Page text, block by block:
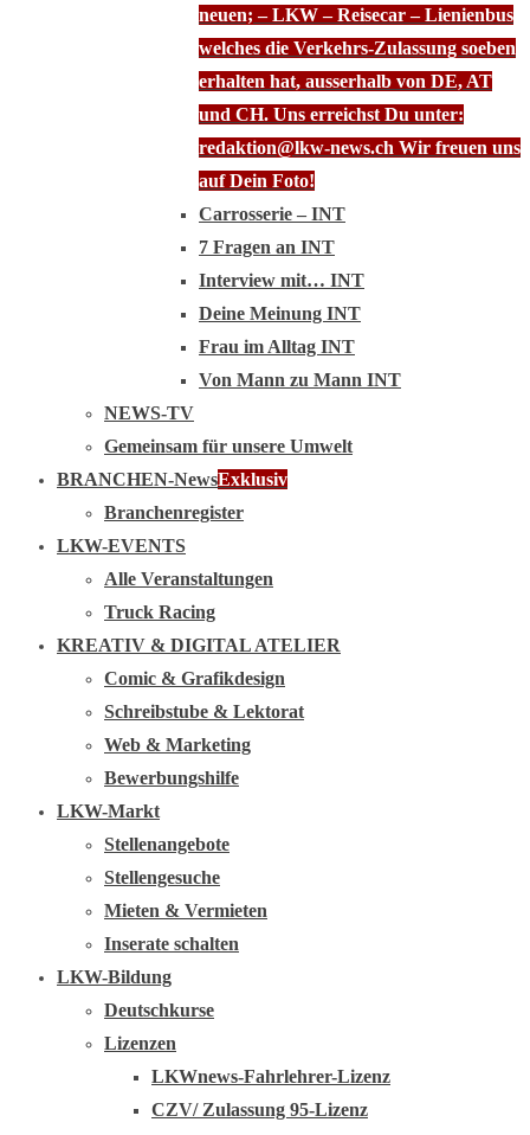
neuen; – LKW – Reisecar – Lienienbus
welches die Verkehrs-Zulassung soeben
erhalten hat, ausserhalb von DE, AT
und CH. Uns erreichst Du unter:
redaktion@lkw-news.ch Wir freuen uns
auf Dein Foto!
Carrosserie – INT
7 Fragen an INT
Interview mit… INT
Deine Meinung INT
Frau im Alltag INT
Von Mann zu Mann INT
NEWS-TV
Gemeinsam für unsere Umwelt
BRANCHEN-NewsExklusiv
Branchenregister
LKW-EVENTS
Alle Veranstaltungen
Truck Racing
KREATIV & DIGITAL ATELIER
Comic & Grafikdesign
Schreibstube & Lektorat
Web & Marketing
Bewerbungshilfe
LKW-Markt
Stellenangebote
Stellengesuche
Mieten & Vermieten
Inserate schalten
LKW-Bildung
Deutschkurse
Lizenzen
LKWnews-Fahrlehrer-Lizenz
CZV/ Zulassung 95-Lizenz